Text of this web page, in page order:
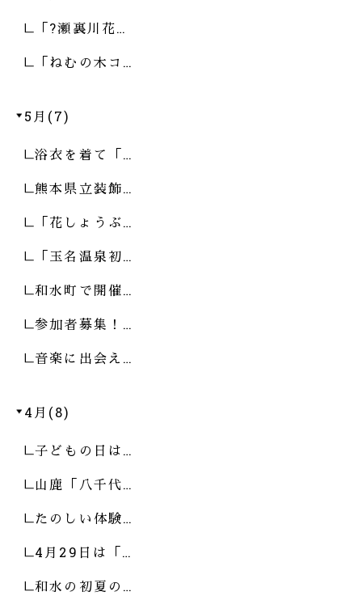
「?瀬裏川花…
「ねむの木コ…
5月(7)
浴衣を着て「…
熊本県立装飾…
「花しょうぶ…
「玉名温泉初…
和水町で開催…
参加者募集！…
音楽に出会え…
4月(8)
子どもの日は…
山鹿「八千代…
たのしい体験…
4月29日は「…
和水の初夏の…